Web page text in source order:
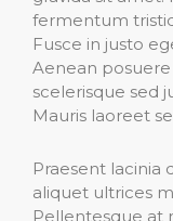
fermentum
Fusce in justo
Aenean
scelerisque sed
Mauris laoreet
Praesent lacinia
aliquet ultrices
Pellentesque at